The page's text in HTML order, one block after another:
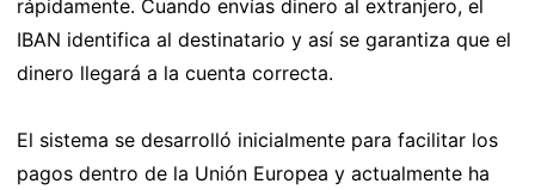
rápidamente. Cuando envías dinero al extranjero, el
IBAN identifica al destinatario y así se garantiza que el
dinero llegará a la cuenta correcta.
El sistema se desarrolló inicialmente para facilitar los
pagos dentro de la Unión Europea y actualmente ha